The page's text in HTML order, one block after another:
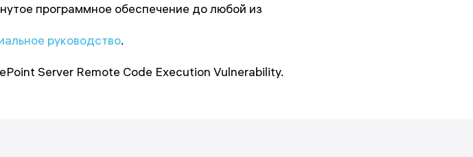
программное обеспечение до любой из
руководство.
Server Remote Code Execution Vulnerability.